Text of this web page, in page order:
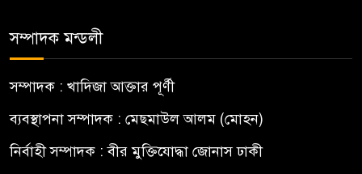
সম্পাদক মন্ডলী
সম্পাদক : খাদিজা আক্তার পূর্ণী
ব্যবস্থাপনা সম্পাদক : মেছমাউল আলম (মোহন)
নির্বাহী সম্পাদক : বীর মুক্তিযোদ্ধা জোনাস ঢাকী